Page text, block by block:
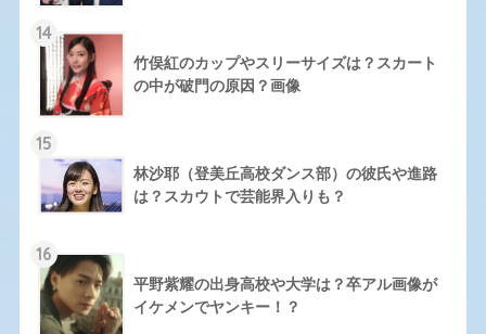
14
竹俣紅のカップやスリーサイズは？スカート
の中が破門の原因？画像
15
林沙耶（登美丘高校ダンス部）の彼氏や進路
は？スカウトで芸能界入りも？
16
平野紫耀の出身高校や大学は？卒アル画像が
イケメンでヤンキー！？